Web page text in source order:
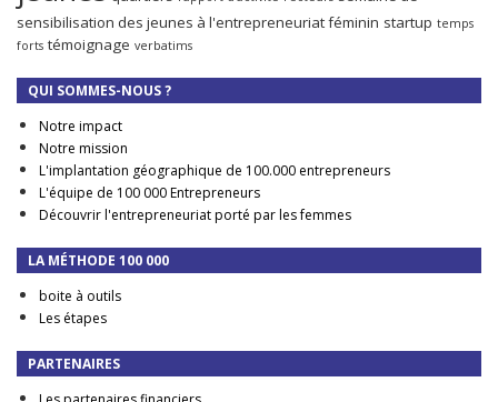
sensibilisation des jeunes à l'entrepreneuriat féminin startup temps
forts témoignage verbatims
QUI SOMMES-NOUS ?
Notre impact
Notre mission
L'implantation géographique de 100.000 entrepreneurs
L'équipe de 100 000 Entrepreneurs
Découvrir l'entrepreneuriat porté par les femmes
LA MÉTHODE 100 000
boite à outils
Les étapes
PARTENAIRES